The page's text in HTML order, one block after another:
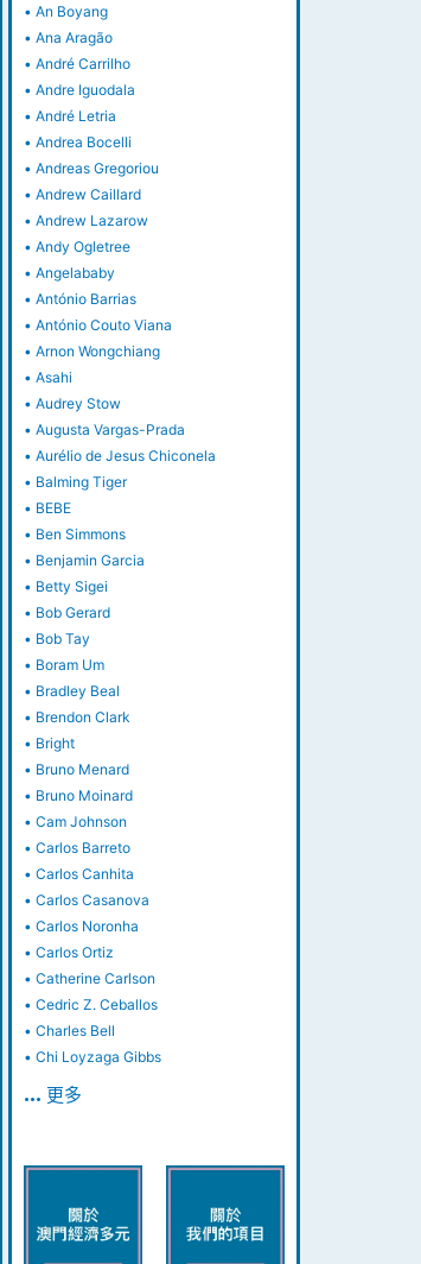
•An Boyang
•Ana Aragão
•André Carrilho
•Andre Iguodala
•André Letria
•Andrea Bocelli
•Andreas Gregoriou
•Andrew Caillard
•Andrew Lazarow
•Andy Ogletree
•Angelababy
•António Barrias
•António Couto Viana
•Arnon Wongchiang
•Asahi
•Audrey Stow
•Augusta Vargas-Prada
•Aurélio de Jesus Chiconela
• Balming Tiger
• BEBE
• Ben Simmons
• Benjamin Garcia
• Betty Sigei
• Bob Gerard
• Bob Tay
• Boram Um
• Bradley Beal
• Brendon Clark
• Bright
• Bruno Menard
• Bruno Moinard
•Cam Johnson
•Carlos Barreto
•Carlos Canhita
•Carlos Casanova
•Carlos Noronha
•Carlos Ortiz
•Catherine Carlson
•Cedric Z. Ceballos
•Charles Bell
•Chi Loyzaga Gibbs
… 更多